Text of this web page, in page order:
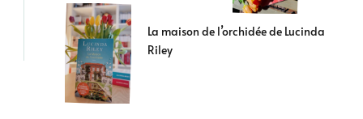
La maison de l’orchidée de Lucinda
Riley